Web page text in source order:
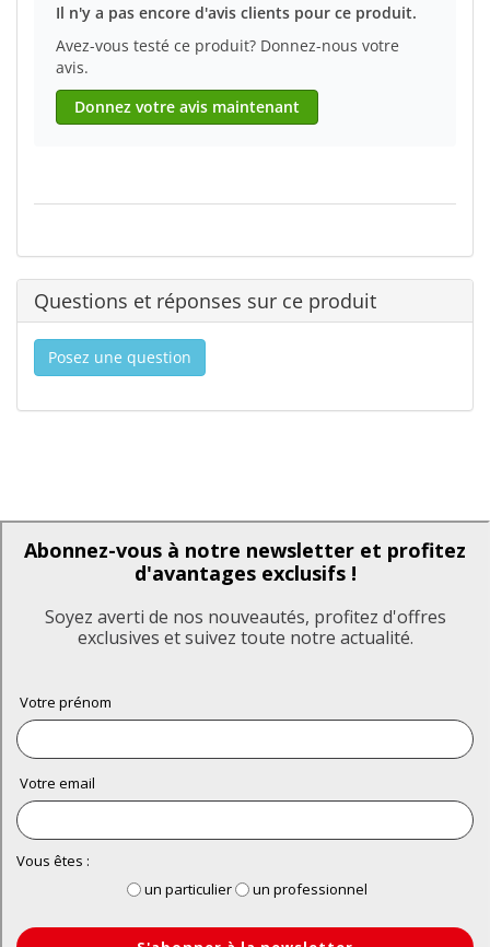
Il n'y a pas encore d'avis clients pour ce produit.
Avez-vous testé ce produit? Donnez-nous votre
avis.
Donnez votre avis maintenant
Questions et réponses sur ce produit
Posez une question